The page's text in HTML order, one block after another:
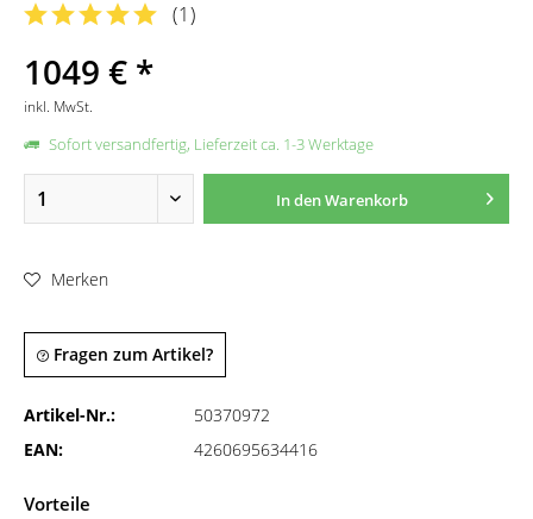
(1)
1049 € *
inkl. MwSt.
Sofort versandfertig, Lieferzeit ca. 1-3 Werktage
In denWarenkorb
Merken
Fragen zum Artikel?
Artikel-Nr.:
50370972
EAN:
4260695634416
Vorteile